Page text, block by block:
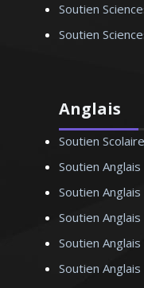
Soutien
Soutien
Anglais
Soutien
Soutien
Soutien Anglais
Soutien
Soutien
Soutien Anglais